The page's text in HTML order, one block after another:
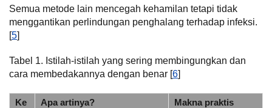
Semua metode lain mencegah kehamilan tetapi tidak
menggantikan perlindungan penghalang terhadap infeksi.
[5]
Tabel 1. Istilah-istilah yang sering membingungkan dan
cara membedakannya dengan benar [6]
Ke
Apa artinya? Makna praktis